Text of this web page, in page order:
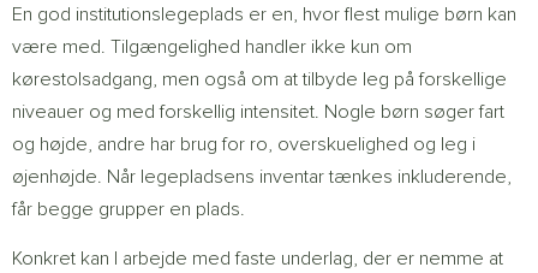
En god institutionslegeplads er en, hvor flest mulige børn kan
være med. Tilgængelighed handler ikke kun om
kørestolsadgang, men også om at tilbyde leg på forskellige
niveauer og med forskellig intensitet. Nogle børn søger fart
og højde, andre har brug for ro, overskuelighed og leg i
øjenhøjde. Når legepladsens inventar tænkes inkluderende,
får begge grupper en plads.
Konkret kan I arbejde med faste underlag, der er nemme at